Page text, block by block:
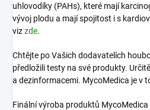
uhlovodíky (PAHs), které mají
vývoj plodu a mají spojitost i s
vizzde.
Chtějte po Vašich dodavatelích
předložili testy na své produkty.
a dezinformacemi. MycoMedica je v
Finální výroba produktů